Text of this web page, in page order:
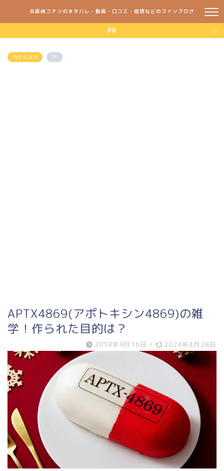
名探偵コナンのネタバレ・動画・口コミ・感想などのファンブログ
PR
今さらネタ PR
APTX4869(アポトキシン4869)の雑
学！作られた目的は？
2018年9月16日 / 2024年4月28日